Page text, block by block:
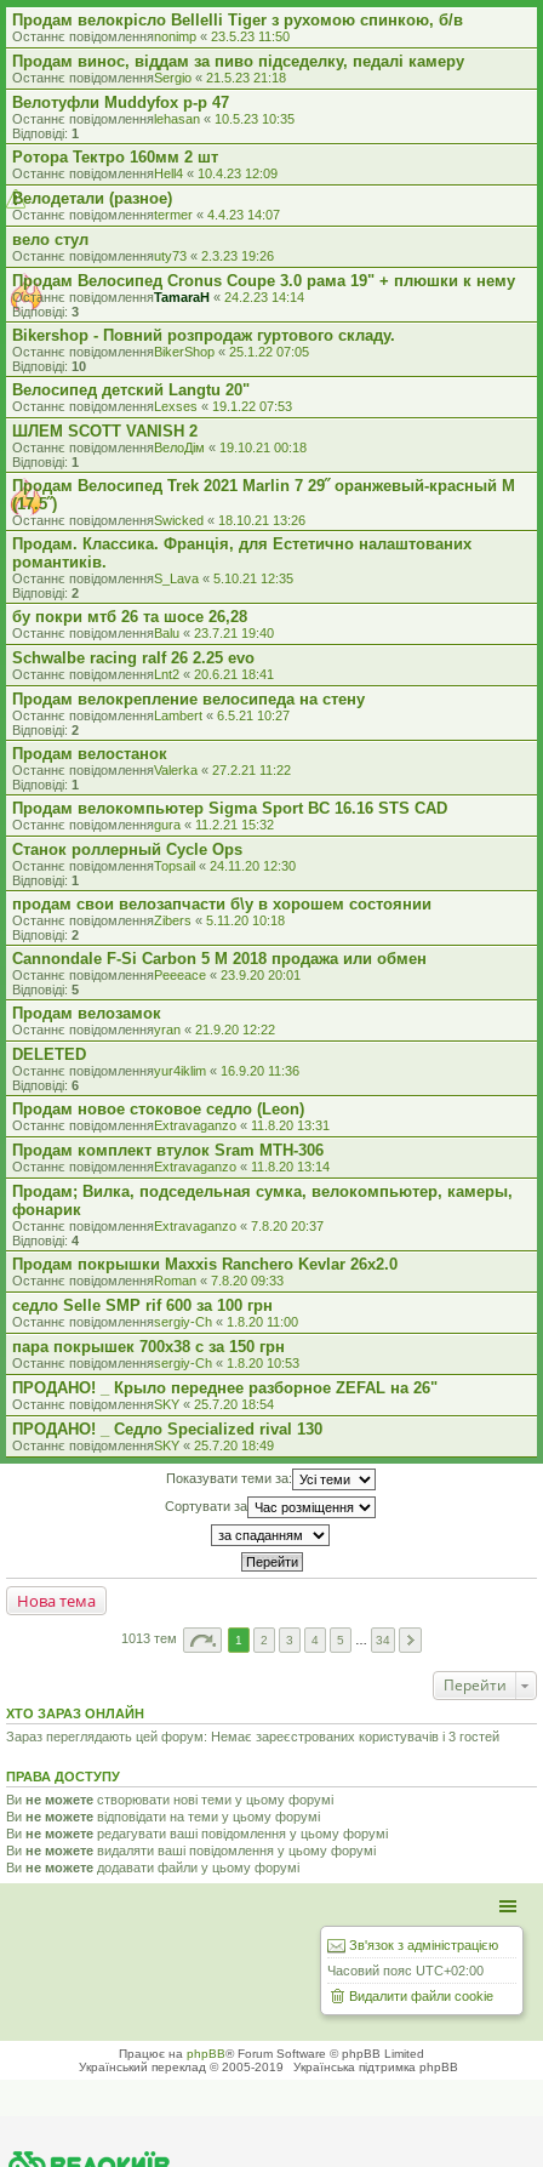
Продам велокрісло Bellelli Tiger з рухомою спинкою, б/в
Останнє повідомленняnonimp « 23.5.23 11:50
Продам винос, віддам за пиво підседелку, педалі камеру
Останнє повідомленняSergio « 21.5.23 21:18
Велотуфли Muddyfox р-р 47
Останнє повідомленняlehasan « 10.5.23 10:35
Відповіді: 1
Ротора Тектро 160мм 2 шт
Останнє повідомленняHell4 « 10.4.23 12:09
Велодетали (разное)
Останнє повідомленняtermer « 4.4.23 14:07
вело стул
Останнє повідомленняuty73 « 2.3.23 19:26
Продам Велосипед Cronus Coupe 3.0 рама 19" + плюшки к нему
Останнє повідомленняTamaraH « 24.2.23 14:14
Відповіді: 3
Bikershop - Повний розпродаж гуртового складу.
Останнє повідомленняBikerShop « 25.1.22 07:05
Відповіді: 10
Велосипед детский Langtu 20"
Останнє повідомленняLexses « 19.1.22 07:53
ШЛЕМ SCOTT VANISH 2
Останнє повідомленняВелоДім « 19.10.21 00:18
Відповіді: 1
Продам Велосипед Trek 2021 Marlin 7 29˝ оранжевый-красный M
(17.5˝)
Останнє повідомленняSwicked « 18.10.21 13:26
Продам. Классика. Франція, для Естетично налаштованих
романтиків.
Останнє повідомленняS_Lava « 5.10.21 12:35
Відповіді: 2
бу покри мтб 26 та шосе 26,28
Останнє повідомленняBalu « 23.7.21 19:40
Schwalbe racing ralf 26 2.25 evo
Останнє повідомленняLnt2 « 20.6.21 18:41
Продам велокрепление велосипеда на стену
Останнє повідомленняLambert « 6.5.21 10:27
Відповіді: 2
Продам велостанок
Останнє повідомленняValerka « 27.2.21 11:22
Відповіді: 1
Продам велокомпьютер Sigma Sport BC 16.16 STS CAD
Останнє повідомленняgura « 11.2.21 15:32
Станок роллерный Cycle Ops
Останнє повідомленняTopsail « 24.11.20 12:30
Відповіді: 1
продам свои велозапчасти б\у в хорошем состоянии
Останнє повідомленняZibers « 5.11.20 10:18
Відповіді: 2
Cannondale F-Si Carbon 5 M 2018 продажа или обмен
Останнє повідомленняPeeeace « 23.9.20 20:01
Відповіді: 5
Продам велозамок
Останнє повідомленняyran « 21.9.20 12:22
DELETED
Останнє повідомленняyur4iklim « 16.9.20 11:36
Відповіді: 6
Продам новое стоковое седло (Leon)
Останнє повідомленняExtravaganzo « 11.8.20 13:31
Продам комплект втулок Sram MTH-306
Останнє повідомленняExtravaganzo « 11.8.20 13:14
Продам; Вилка, подседельная сумка, велокомпьютер, камеры,
фонарик
Останнє повідомленняExtravaganzo « 7.8.20 20:37
Відповіді: 4
Продам покрышки Maxxis Ranchero Kevlar 26x2.0
Останнє повідомленняRoman « 7.8.20 09:33
седло Selle SMP rif 600 за 100 грн
Останнє повідомленняsergiy-Ch « 1.8.20 11:00
пара покрышек 700х38 с за 150 грн
Останнє повідомленняsergiy-Ch « 1.8.20 10:53
ПРОДАНО! _ Крыло переднее разборное ZEFAL на 26"
Останнє повідомленняSKY « 25.7.20 18:54
ПРОДАНО! _ Седло Specialized rival 130
Останнє повідомленняSKY « 25.7.20 18:49
Показувати теми за:
Сортувати за
Нова тема
1013 тем 1 2 3 4 5 34
Перейти
ХТО ЗАРАЗ ОНЛАЙН
Зараз переглядають цей форум: Немає зареєстрованих користувачів і 3 гостей
ПРАВА ДОСТУПУ
Ви не можете створювати нові теми у цьому форумі
Ви не можете відповідати на теми у цьому форумі
Ви не можете редагувати ваші повідомлення у цьому форумі
Ви не можете видаляти ваші повідомлення у цьому форумі
Ви не можете додавати файли у цьому форумі
Зв'язок з адміністрацією
Часовий пояс UTC+02:00
Видалити файли cookie
Працює на phpBB® Forum Software © phpBB Limited
Український переклад © 2005-2019
Українська підтримка phpBB